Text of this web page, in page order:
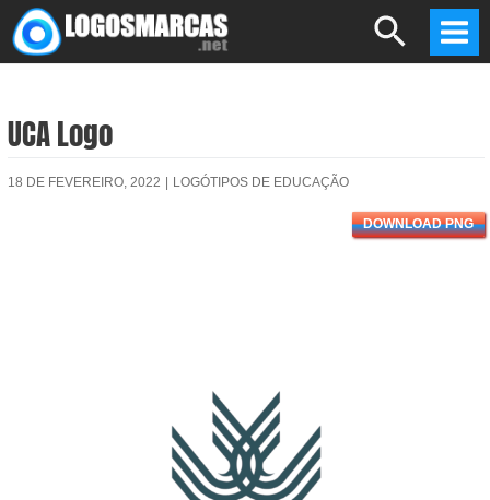
Skip
to
Search
UCA Logo
18 DE FEVEREIRO, 2022 LOGÓTIPOS DE EDUCAÇÃO
DOWNLOAD PNG